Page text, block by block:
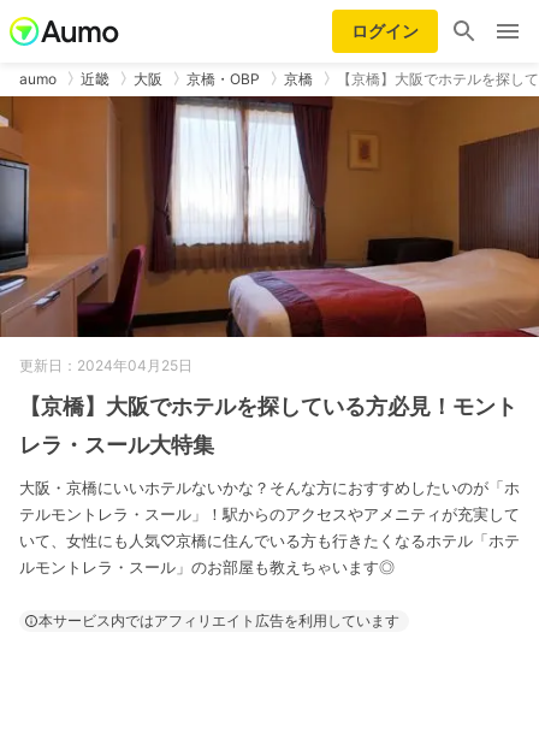
ログイン
aumo 近畿 大阪 京橋・OBP 京橋 【京橋】大阪でホテルを探し
更新日：2024年04月25日
【京橋】大阪でホテルを探している方必見！モント
レラ・スール大特集
大阪・京橋にいいホテルないかな？そんな方におすすめしたいのが「ホ
テルモントレラ・スール」！駅からのアクセスやアメニティが充実して
いて、女性にも人気♡京橋に住んでいる方も行きたくなるホテル「ホテ
ルモントレラ・スール」のお部屋も教えちゃいます◎
本サービス内ではアフィリエイト広告を利用しています